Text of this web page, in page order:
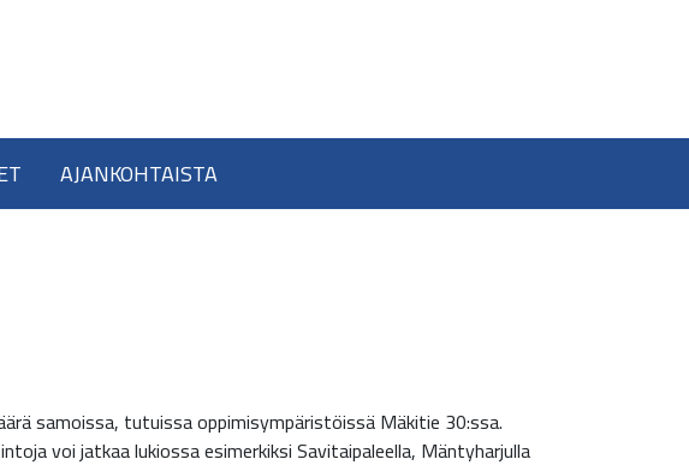
AJANKOHTAISTA
samoissa, tutuissa oppimisympäristöissä Mäkitie 30:ssa.
voi jatkaa lukiossa esimerkiksi Savitaipaleella, Mäntyharjulla